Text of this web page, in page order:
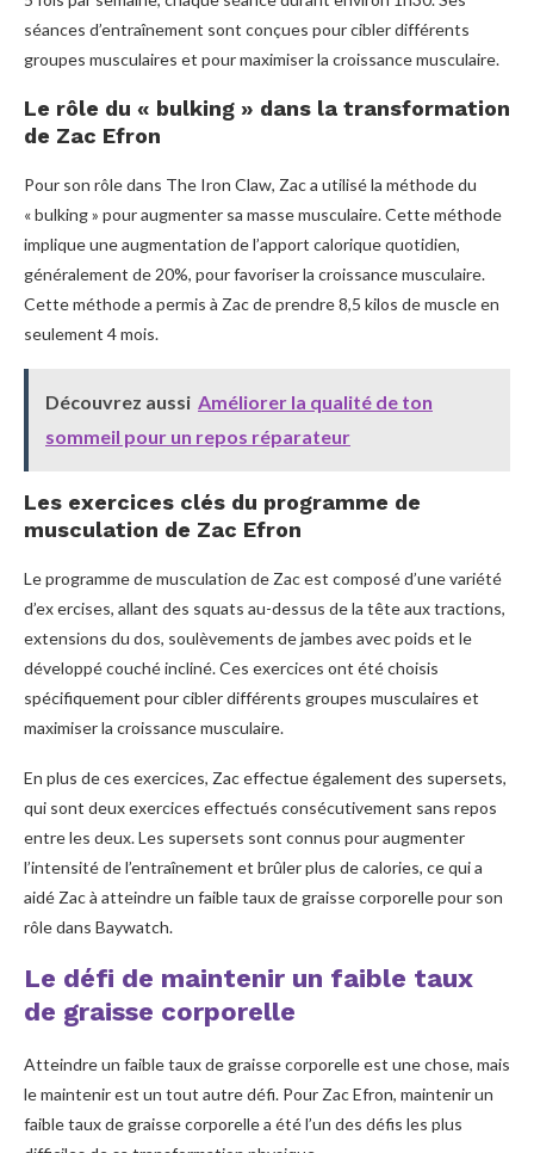
séances d’entraînement sont conçues pour cibler différents
groupes musculaires et pour maximiser la croissance musculaire.
Le rôle du « bulking » dans la transformation
de Zac Efron
Pour son rôle dans The Iron Claw, Zac a utilisé la méthode du
« bulking » pour augmenter sa masse musculaire. Cette méthode
implique une augmentation de l’apport calorique quotidien,
généralement de 20%, pour favoriser la croissance musculaire.
Cette méthode a permis à Zac de prendre 8,5 kilos de muscle en
seulement 4 mois.
Découvrez aussi Améliorer la qualité de ton
sommeil pour un repos réparateur
Les exercices clés du programme de
musculation de Zac Efron
Le programme de musculation de Zac est composé d’une variété
d’ex ercises, allant des squats au-dessus de la tête aux tractions,
extensions du dos, soulèvements de jambes avec poids et le
développé couché incliné. Ces exercices ont été choisis
spécifiquement pour cibler différents groupes musculaires et
maximiser la croissance musculaire.
En plus de ces exercices, Zac effectue également des supersets,
qui sont deux exercices effectués consécutivement sans repos
entre les deux. Les supersets sont connus pour augmenter
l’intensité de l’entraînement et brûler plus de calories, ce qui a
aidé Zac à atteindre un faible taux de graisse corporelle pour son
rôle dans Baywatch.
Le défi de maintenir un faible taux
de graisse corporelle
Atteindre un faible taux de graisse corporelle est une chose, mais
le maintenir est un tout autre défi. Pour Zac Efron, maintenir un
faible taux de graisse corporelle a été l’un des défis les plus